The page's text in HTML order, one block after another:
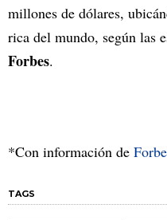
millones de dólares,
rica del mundo, según las
Forbes.
*Con información de
TAGS